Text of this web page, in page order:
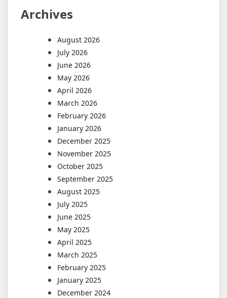
Archives
August 2026
July 2026
June 2026
May 2026
April 2026
March 2026
February 2026
January 2026
December 2025
November 2025
October 2025
September 2025
August 2025
July 2025
June 2025
May 2025
April 2025
March 2025
February 2025
January 2025
December 2024